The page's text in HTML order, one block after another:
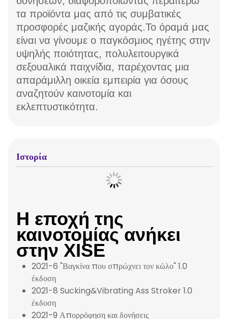
τα προϊόντα μας από τις συμβατικές
προσφορές μαζικής αγοράς.Το όραμά μας
είναι να γίνουμε ο παγκόσμιος ηγέτης στην
υψηλής ποιότητας, πολυλειτουργικά
σεξουαλικά παιχνίδια, παρέχοντας μια
απαράμιλλη οικεία εμπειρία για όσους
αναζητούν καινοτομία και
εκλεπτυστικότητα.
Ιστορία
Η εποχή της
καινοτομίας ανήκει
στην XISE
2021-6 "Βαγκίνα που σπρώχνει τον κώλο" 1.0
έκδοση
2021-8 Sucking&Vibrating Ass Stroker 1.0
έκδοση
2021-9 Απορρόφηση και δονήσεις